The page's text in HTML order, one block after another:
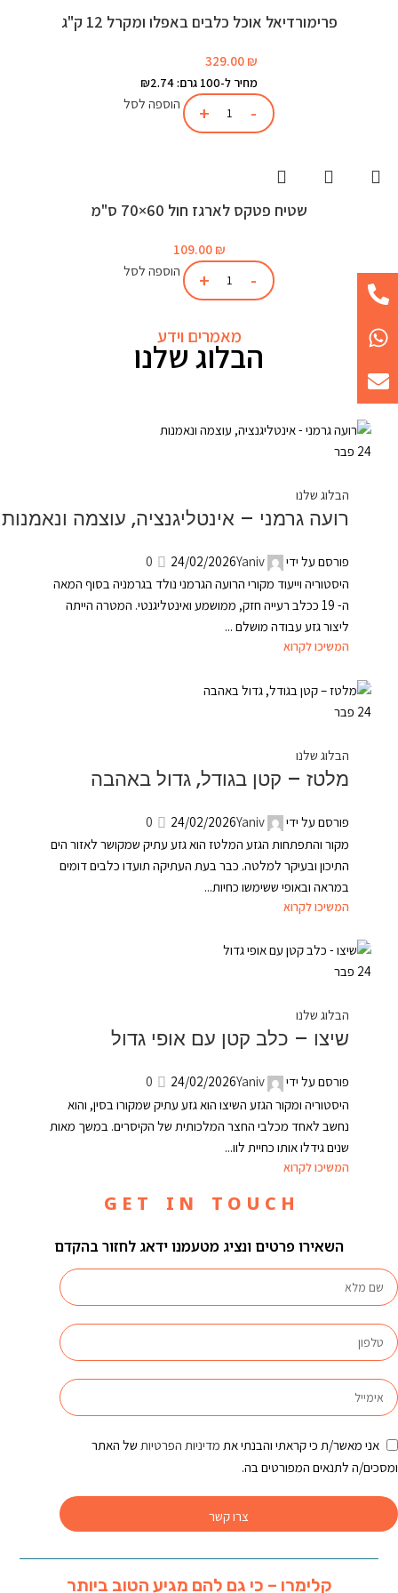
פרימורדיאל אוכל כלבים באפלו ומקרל 12 ק"ג
329.00 ₪
מחיר ל-100 גרם: ₪2.74
הוספה לסל
שטיח פטקס לארגז חול 60×70 ס"מ
109.00 ₪
הוספה לסל
מאמרים וידע
הבלוג שלנו
24 פבר
הבלוג שלנו
רועה גרמני – אינטליגנציה, עוצמה ונאמנות
פורסם על ידי Yaniv
24/02/2026
0
היסטוריה וייעוד מקורי הרועה הגרמני נולד בגרמניה בסוף המאה
ה- 19 ככלב רעייה חזק, ממושמע ואינטליגנטי. המטרה הייתה
ליצור גזע עבודה מושלם ...
המשיכו לקרוא
24 פבר
הבלוג שלנו
מלטז – קטן בגודל, גדול באהבה
פורסם על ידי Yaniv
24/02/2026
0
מקור והתפתחות הגזע המלטז הוא גזע עתיק שמקושר לאזור הים
התיכון ובעיקר למלטה. כבר בעת העתיקה תועדו כלבים דומים
במראה ובאופי ששימשו כחיות...
המשיכו לקרוא
24 פבר
הבלוג שלנו
שיצו – כלב קטן עם אופי גדול
פורסם על ידי Yaniv
24/02/2026
0
היסטוריה ומקור הגזע השיצו הוא גזע עתיק שמקורו בסין, והוא
נחשב לאחד מכלבי החצר המלכותית של הקיסרים. במשך מאות
שנים גידלו אותו כחיית לוו...
המשיכו לקרוא
G E T I N T O U C H
השאירו פרטים ונציג מטעמנו ידאג לחזור בהקדם
אני מאשר/ת כי קראתי והבנתי את מדיניות הפרטיות של האתר
ומסכים/ה לתנאים המפורטים בה.
צרו קשר
קלימרו – כי גם להם מגיע הטוב ביותר